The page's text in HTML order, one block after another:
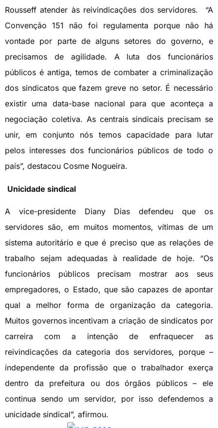
Rousseff atender às reivindicações dos servidores. “A
Convenção 151 não foi regulamenta porque não há
vontade por parte de alguns setores do governo, e
precisamos de agilidade. A luta dos funcionários
públicos é antiga, temos de combater a criminalização
dos sindicatos que fazem greve no setor. É necessário
existir uma data-base nacional para que aconteça a
negociação coletiva. As centrais sindicais precisam se
unir, em conjunto nós temos capacidade para lutar
pelos interesses dos funcionários públicos de todo o
país”, destacou Cosme Nogueira.
Unicidade sindical
A vice-presidente Diany Dias defendeu que os
servidores são, em muitos momentos, vítimas de um
sistema autoritário e que é preciso que as relações de
trabalho sejam adequadas à realidade de hoje. “Os
funcionários públicos precisam mostrar aos seus
empregadores, o Estado, que são capazes de apontar
qual a melhor forma de organização da categoria.
Muitos governos incentivam a criação de sindicatos por
carreira com a intenção de enfraquecer as
reivindicações da categoria dos servidores, porque –
independente da profissão que o trabalhador exerça
dentro da prefeitura ou dos órgãos públicos – ele
continua sendo um servidor, por isso defendemos a
unicidade sindical”, afirmou.